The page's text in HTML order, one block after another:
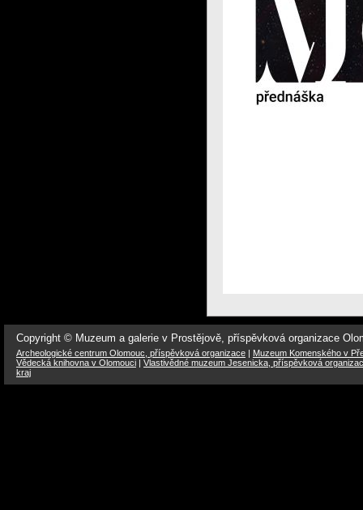
Copyright © Muzeum a galerie v Prostějově, příspěvková organizace
Archeologické centrum Olomouc, příspěvková organizace | Muzeum Komenského v
Vědecká knihovna v Olomouci | Vlastivědné muzeum Jesenicka, příspěvková
kraj